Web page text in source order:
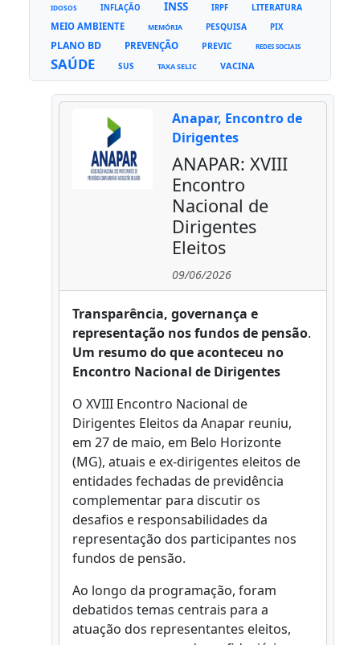
IDOSOS INFLAÇÃO INSS IRPF LITERATURA
MEIO AMBIENTE MEMÓRIA PESQUISA PIX
PLANO BD PREVENÇÃO PREVIC REDES SOCIAIS
SAÚDE SUS TAXA SELIC VACINA
Anapar, Encontro de
Dirigentes
ANAPAR: XVIII
Encontro
Nacional de
Dirigentes
Eleitos
09/06/2026
Transparência, governança e
representação nos fundos de pensão.
Um resumo do que aconteceu no
Encontro Nacional de Dirigentes
O XVIII Encontro Nacional de
Dirigentes Eleitos da Anapar reuniu,
em 27 de maio, em Belo Horizonte
(MG), atuais e ex-dirigentes eleitos de
entidades fechadas de previdência
complementar para discutir os
desafios e responsabilidades da
representação dos participantes nos
fundos de pensão.
Ao longo da programação, foram
debatidos temas centrais para a
atuação dos representantes eleitos,